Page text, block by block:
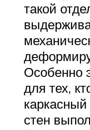
такой
Особенно
для тех,
каркасный
стен